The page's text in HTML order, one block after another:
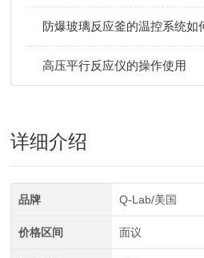
防爆玻璃反应釜的温控系统如
高压平行反应仪的操作使用
详细介绍
品牌 Q-Lab/美国
价格区间 面议